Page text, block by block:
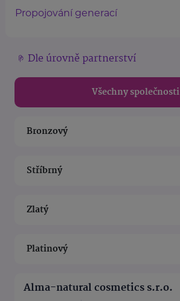
Propojování generací
Dle úrovně partnerství
Všechny společnosti
Bronzový
Stříbrný
Zlatý
Platinový
Alma-natural cosmetics s.r.o.